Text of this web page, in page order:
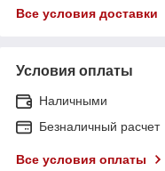
Все условия доставки
Условия оплаты
Наличными
Безналичный расчет
Все условия оплаты